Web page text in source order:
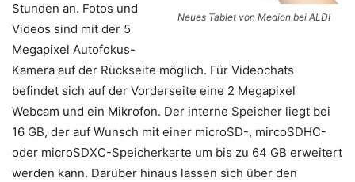
Neues Tablet von Medion bei ALDI
Stunden an. Fotos und
Videos sind mit der 5
Megapixel Autofokus-
Kamera auf der Rückseite möglich. Für Videochats
befindet sich auf der Vorderseite eine 2 Megapixel
Webcam und ein Mikrofon. Der interne Speicher liegt bei
16 GB, der auf Wunsch mit einer microSD-, mircoSDHC-
oder microSDXC-Speicherkarte um bis zu 64 GB erweitert
werden kann. Darüber hinaus lassen sich über den